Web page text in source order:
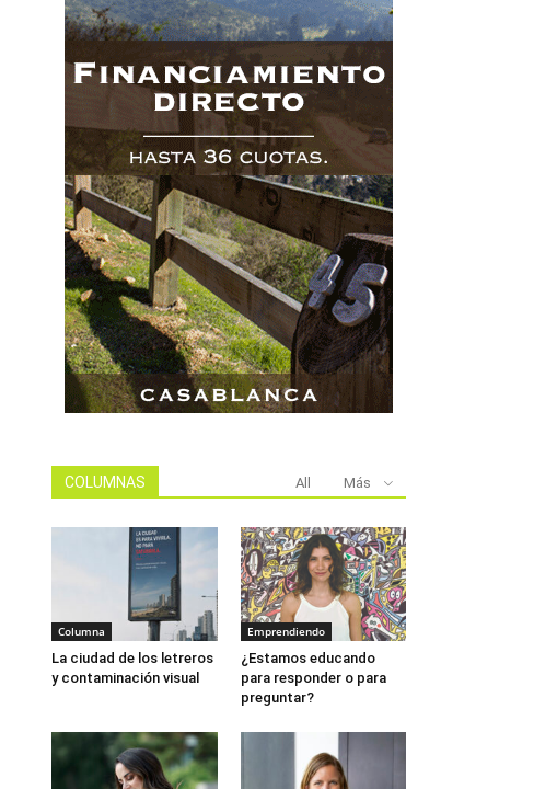
COLUMNAS All Más
Columna
La ciudad de los letreros
y contaminación visual
Emprendiendo
¿Estamos educando
para responder o para
preguntar?